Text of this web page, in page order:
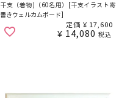
干支（着物)（60名用）[干支イラスト寄
書きウェルカムボード]
定価 ¥ 17,600
¥ 14,080 税込